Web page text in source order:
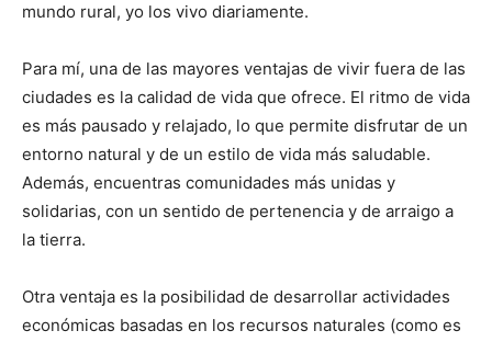
mundo rural, yo los vivo diariamente.
Para mí, una de las mayores ventajas de vivir fuera de las
ciudades es la calidad de vida que ofrece. El ritmo de vida
es más pausado y relajado, lo que permite disfrutar de un
entorno natural y de un estilo de vida más saludable.
Además, encuentras comunidades más unidas y
solidarias, con un sentido de pertenencia y de arraigo a
la tierra.
Otra ventaja es la posibilidad de desarrollar actividades
económicas basadas en los recursos naturales (como es